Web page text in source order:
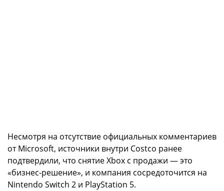
Несмотря на отсутствие официальных комментариев
от Microsoft, источники внутри Costco ранее
подтвердили, что снятие Xbox с продажи — это
«бизнес-решение», и компания сосредоточится на
Nintendo Switch 2 и PlayStation 5.